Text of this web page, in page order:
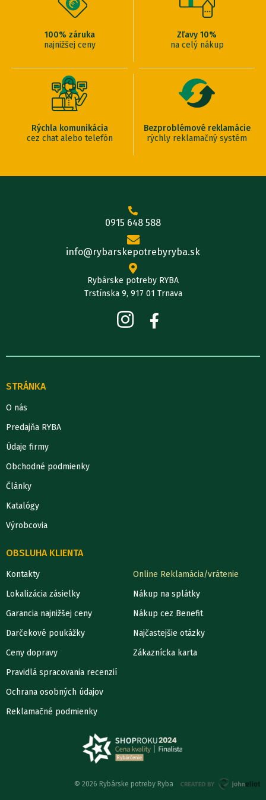
100% záruka
najnižšej ceny
Zľavy 10%
na celý nákup
Rýchla komunikácia
cez chat alebo telefón
Bezproblémové reklamácie
rýchly reklamačný systém
0915 648 588
info@rybarskepotrebyryba.sk
Rybárske potreby RYBA
Trstínska 9, 917 01 Trnava
STRÁNKA
O nás
Predajňa RYBA
Údaje firmy
Obchodné podmienky
Články
Katalógy
Výrobcovia
OBSLUHA KLIENTA
Kontakty
Lokalizácia zásielky
Garancia najnižšej ceny
Darčekové poukážky
Ceny dopravy
Pravidlá spracovania recenzií
Ochrana osobných údajov
Reklamačné podmienky
Online Reklamácia/vrátenie
Nákup na splátky
Nákup cez Benefit
Najčastejšie otázky
Zákaznícka karta
© 2026 Rybárske potreby Ryba